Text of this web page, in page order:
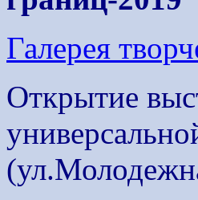
Галерея
Открытие